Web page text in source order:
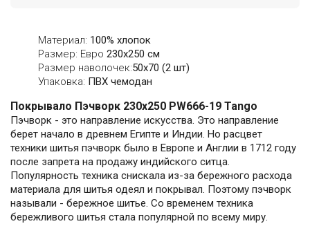
Материал: 100% хлопок
Размер: Евро 230х250 см
Размер наволочек:50x70 (2 шт)
Упаковка: ПВХ чемодан
Покрывало Пэчворк 230х250 PW666-19 Tango
Пэчворк - это направление искусства. Это направление
берет начало в древнем Египте и Индии. Но расцвет
техники шитья пэчворк было в Европе и Англии в 1712 году
после запрета на продажу индийского ситца.
Популярность техника снискала из-за бережного расхода
материала для шитья одеял и покрывал. Поэтому пэчворк
называли - бережное шитье. Со временем техника
бережливого шитья стала популярной по всему миру.